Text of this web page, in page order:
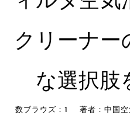
クリーナー
な選択肢
数ブラウズ： 1
著者：中国